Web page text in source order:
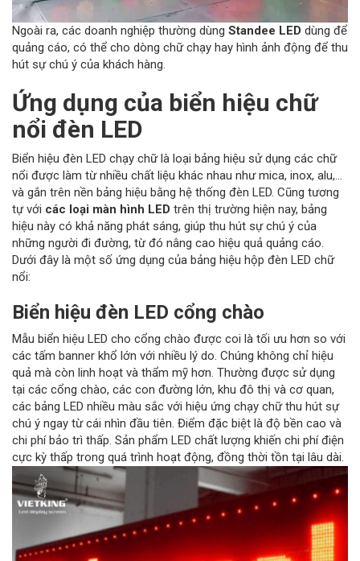
Ngoài ra, các doanh nghiệp thường dùng Standee LED dùng để
quảng cáo, có thể cho dòng chữ chạy hay hình ảnh động để thu
hút sự chú ý của khách hàng.
Ứng dụng của biển hiệu chữ
nổi đèn LED
Biển hiệu đèn LED chạy chữ là loại bảng hiệu sử dụng các chữ
nổi được làm từ nhiều chất liệu khác nhau như mica, inox, alu,…
và gắn trên nền bảng hiệu bằng hệ thống đèn LED. Cũng tương
tự với các loại màn hình LED trên thị trường hiện nay, bảng
hiệu này có khả năng phát sáng, giúp thu hút sự chú ý của
những người đi đường, từ đó nâng cao hiệu quả quảng cáo.
Dưới đây là một số ứng dụng của bảng hiệu hộp đèn LED chữ
nổi:
Biển hiệu đèn LED cổng chào
Mẫu biển hiệu LED cho cổng chào được coi là tối ưu hơn so với
các tấm banner khổ lớn với nhiều lý do. Chúng không chỉ hiệu
quả mà còn linh hoạt và thẩm mỹ hơn. Thường được sử dụng
tại các cổng chào, các con đường lớn, khu đô thị và cơ quan,
các bảng LED nhiều màu sắc với hiệu ứng chạy chữ thu hút sự
chú ý ngay từ cái nhìn đầu tiên. Điểm đặc biệt là độ bền cao và
chi phí bảo trì thấp. Sản phẩm LED chất lượng khiến chi phí điện
cực kỳ thấp trong quá trình hoạt động, đồng thời tồn tại lâu dài.